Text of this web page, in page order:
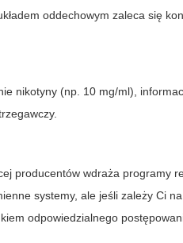
oddechowym zaleca się
nikotyny (np. 10 mg/ml),
producentów wdraża programy
systemy, ale jeśli zależy Ci
odpowiedzialnego